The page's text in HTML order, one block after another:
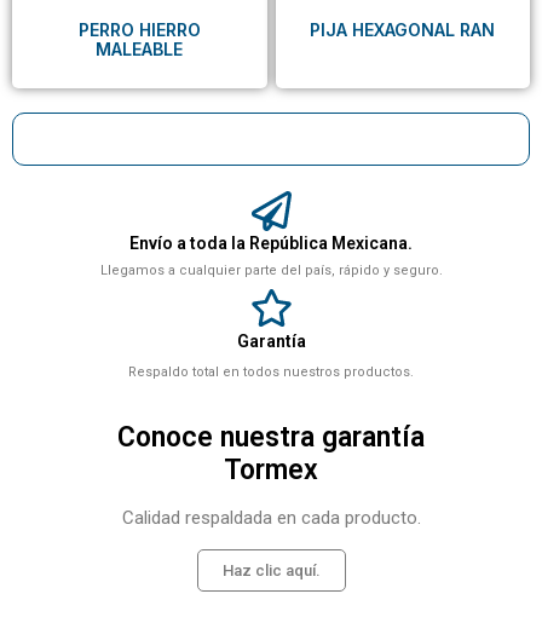
Envío a toda la República Mexicana.
Llegamos a cualquier parte del país, rápido y seguro.
Garantía
Respaldo total en todos nuestros productos.
Conoce nuestra garantía
Tormex
Calidad respaldada en cada producto.
Haz clic aquí.
PERRO HIERRO
MALEABLE
PIJA HEXAGONAL RAN